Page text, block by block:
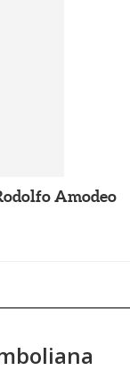
Amodeo